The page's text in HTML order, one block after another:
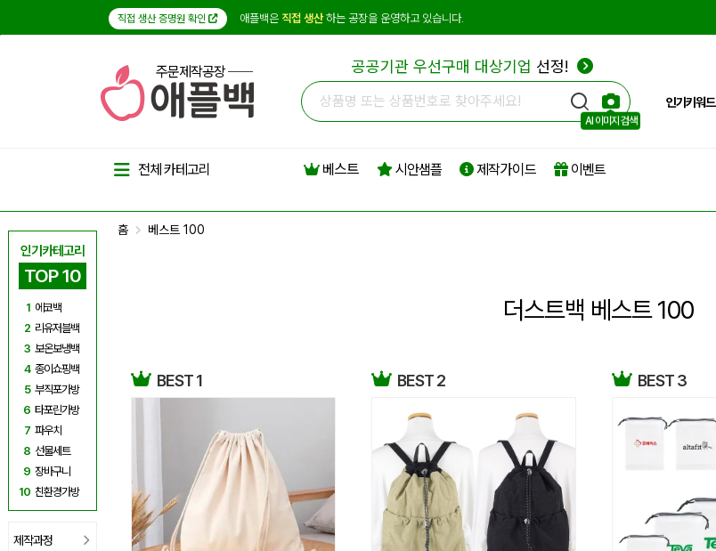
직접 생산 증명원 확인 애플백은 직접 생산하는 공장을 운영하고 있습니다.
주문제작공장 공공기관 우선구매 대상기업 선정!
AI 이미지 검색
인기키워드
인기카테고리
TOP 10
1 에코백
2 리유저블백
3 보온보냉백
4 종이쇼핑백
5 부직포가방
6 타포린가방
7 파우치
8 선물세트
9 장바구니
10 친환경가방
제작과정
전체 카테고리 베스트 시안샘플 제작가이드 이벤트
홈 베스트 100
더스트백 베스트 100
BEST 1 BEST 2 BEST 3